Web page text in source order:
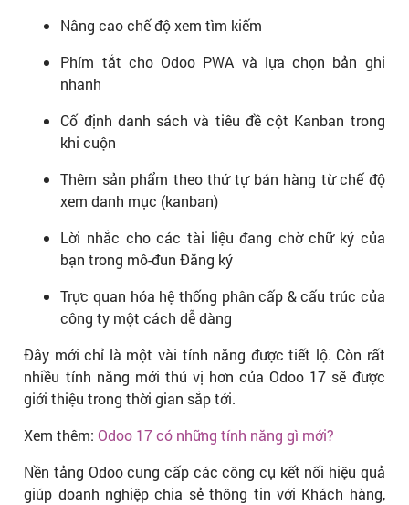
Nâng cao chế độ xem tìm kiếm
Phím tắt cho Odoo PWA và lựa chọn bản ghi
nhanh
Cố định danh sách và tiêu đề cột Kanban trong
khi cuộn
Thêm sản phẩm theo thứ tự bán hàng từ chế độ
xem danh mục (kanban)
Lời nhắc cho các tài liệu đang chờ chữ ký của
bạn trong mô-đun Đăng ký
Trực quan hóa hệ thống phân cấp & cấu trúc của
công ty một cách dễ dàng
Đây mới chỉ là một vài tính năng được tiết lộ. Còn rất
nhiều tính năng mới thú vị hơn của Odoo 17 sẽ được
giới thiệu trong thời gian sắp tới.
Xem thêm: Odoo 17 có những tính năng gì mới?
Nền tảng Odoo cung cấp các công cụ kết nối hiệu quả
giúp doanh nghiệp chia sẻ thông tin với Khách hàng,